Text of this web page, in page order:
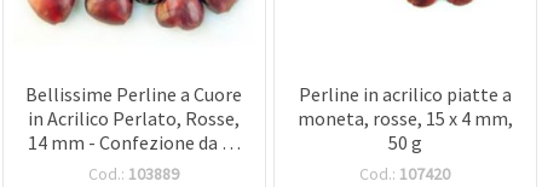
Bellissime Perline a Cuore
in Acrilico Perlato, Rosse,
14 mm - Confezione da 50
g, Ideali, Romantica,
Cod.: 103889
Perline in acrilico piatte a
moneta, rosse, 15 x 4 mm,
50 g
Cod.: 107420